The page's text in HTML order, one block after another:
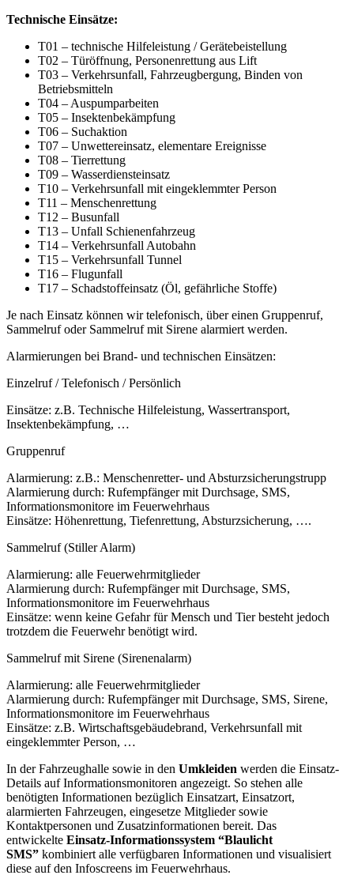
Technische Einsätze:
T01 – technische Hilfeleistung / Gerätebeistellung
T02 – Türöffnung, Personenrettung aus Lift
T03 – Verkehrsunfall, Fahrzeugbergung, Binden von
Betriebsmitteln
T04 – Auspumparbeiten
T05 – Insektenbekämpfung
T06 – Suchaktion
T07 – Unwettereinsatz, elementare Ereignisse
T08 – Tierrettung
T09 – Wasserdiensteinsatz
T10 – Verkehrsunfall mit eingeklemmter Person
T11 – Menschenrettung
T12 – Busunfall
T13 – Unfall Schienenfahrzeug
T14 – Verkehrsunfall Autobahn
T15 – Verkehrsunfall Tunnel
T16 – Flugunfall
T17 – Schadstoffeinsatz (Öl, gefährliche Stoffe)
Je nach Einsatz können wir telefonisch, über einen Gruppenruf,
Sammelruf oder Sammelruf mit Sirene alarmiert werden.
Alarmierungen bei Brand- und technischen Einsätzen:
Einzelruf / Telefonisch / Persönlich
Einsätze: z.B. Technische Hilfeleistung, Wassertransport,
Insektenbekämpfung, …
Gruppenruf
Alarmierung: z.B.: Menschenretter- und Absturzsicherungstrupp
Alarmierung durch: Rufempfänger mit Durchsage, SMS,
Informationsmonitore im Feuerwehrhaus
Einsätze: Höhenrettung, Tiefenrettung, Absturzsicherung, ….
Sammelruf (Stiller Alarm)
Alarmierung: alle Feuerwehrmitglieder
Alarmierung durch: Rufempfänger mit Durchsage, SMS,
Informationsmonitore im Feuerwehrhaus
Einsätze: wenn keine Gefahr für Mensch und Tier besteht jedoch
trotzdem die Feuerwehr benötigt wird.
Sammelruf mit Sirene (Sirenenalarm)
Alarmierung: alle Feuerwehrmitglieder
Alarmierung durch: Rufempfänger mit Durchsage, SMS, Sirene,
Informationsmonitore im Feuerwehrhaus
Einsätze: z.B. Wirtschaftsgebäudebrand, Verkehrsunfall mit
eingeklemmter Person, …
In der Fahrzeughalle sowie in den Umkleiden werden die Einsatz-
Details auf Informationsmonitoren angezeigt. So stehen alle
benötigten Informationen bezüglich Einsatzart, Einsatzort,
alarmierten Fahrzeugen, eingesetze Mitglieder sowie
Kontaktpersonen und Zusatzinformationen bereit. Das
entwickelte Einsatz-Informationssystem “Blaulicht
SMS” kombiniert alle verfügbaren Informationen und visualisiert
diese auf den Infoscreens im Feuerwehrhaus.